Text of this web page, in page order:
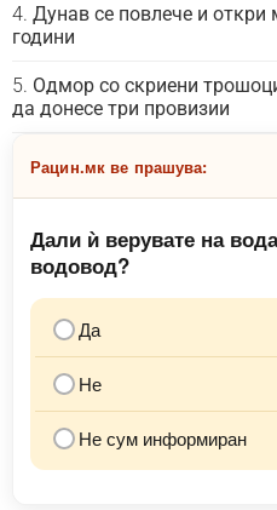
Дунав се повлече и откри
години
Одмор со скриени
да донесе три провизии
Рацин.мк ве прашува:
Дали ѝ верувате на
водовод?
Да
Не
Не сум информиран